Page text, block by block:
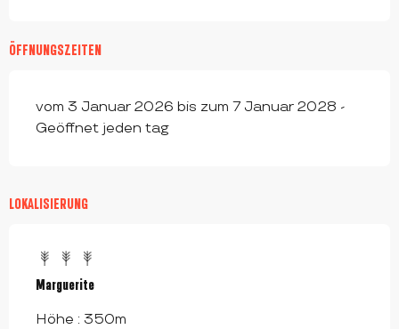
ÖFFNUNGSZEITEN
vom 3 Januar 2026 bis zum 7 Januar 2028 -
Geöffnet jeden tag
LOKALISIERUNG
Marguerite
Höhe : 350m